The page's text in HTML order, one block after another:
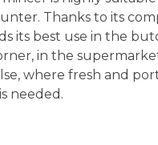
Thanks to its
its best use in the
in the
where fresh and
needed.